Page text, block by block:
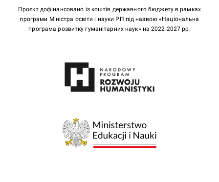
Проєкт дофінансовано із коштів державного бюджету в рамках
програми Міністра освіти і науки РП під назвою «Національна
програма розвитку гуманітарних наук» на 2022-2027 рр.